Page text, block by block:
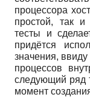
процессора
простой, так и
тесты и
придётся
значения,
процессов
следующий ряд
момент